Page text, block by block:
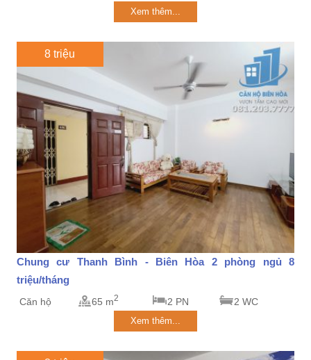
Xem thêm...
8 triệu
Chung cư Thanh Bình - Biên Hòa 2 phòng ngủ 8
triệu/tháng
Căn hộ 65 m2 2 PN 2 WC
Xem thêm...